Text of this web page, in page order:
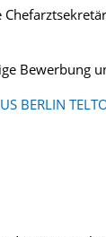
Bewerbung
BERLIN